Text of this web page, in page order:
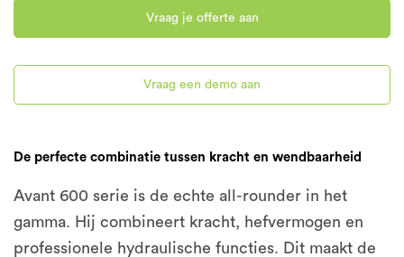
Vraag je offerte aan
Vraag een demo aan
De perfecte combinatie tussen kracht en wendbaarheid
Avant 600 serie is de echte all-rounder in het
gamma. Hij combineert kracht, hefvermogen en
professionele hydraulische functies. Dit maakt de